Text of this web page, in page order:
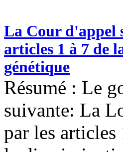
La Cour d'appel
articles 1 à 7 de
génétique
Résumé : Le
suivante: La
par les